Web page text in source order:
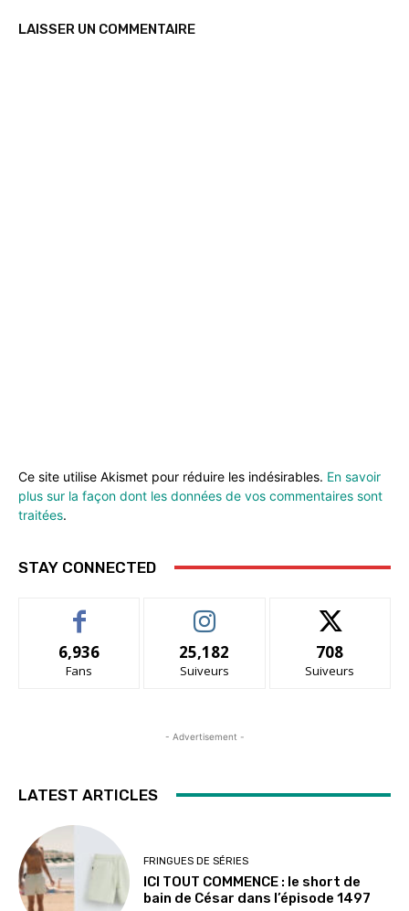
LAISSER UN COMMENTAIRE
Ce site utilise Akismet pour réduire les indésirables. En savoir
plus sur la façon dont les données de vos commentaires sont
traitées.
STAY CONNECTED
6,936
Fans
25,182
Suiveurs
708
Suiveurs
- Advertisement -
LATEST ARTICLES
FRINGUES DE SÉRIES
ICI TOUT COMMENCE : le short de
bain de César dans l’épisode 1497